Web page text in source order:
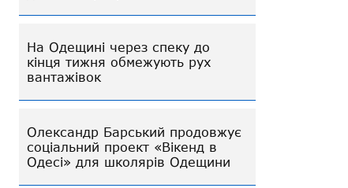
На Одещині через спеку до
кінця тижня обмежують рух
вантажівок
Олександр Барський продовжує
соціальний проект «Вікенд в
Одесі» для школярів Одещини